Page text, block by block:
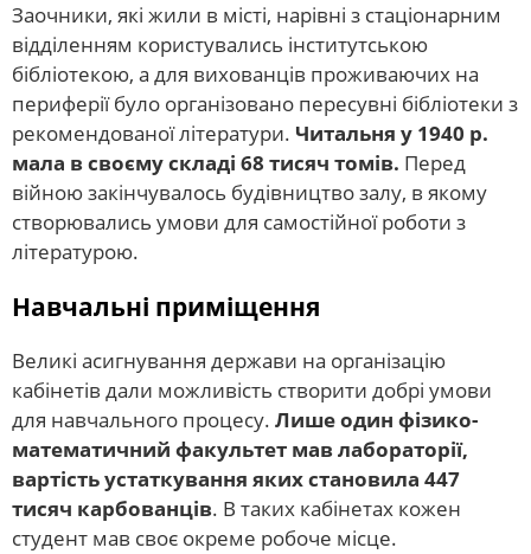
Заочники, які жили в місті, нарівні з стаціонарним
відділенням користувались інститутською
бібліотекою, а для вихованців проживаючих на
периферії було організовано пересувні бібліотеки з
рекомендованої літератури. Читальня у 1940 р.
мала в своєму складі 68 тисяч томів. Перед
війною закінчувалось будівництво залу, в якому
створювались умови для самостійної роботи з
літературою.
Навчальні приміщення
Великі асигнування держави на організацію
кабінетів дали можливість створити добрі умови
для навчального процесу. Лише один фізико-
математичний факультет мав лабораторії,
вартість устаткування яких становила 447
тисяч карбованців. В таких кабінетах кожен
студент мав своє окреме робоче місце.